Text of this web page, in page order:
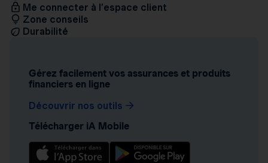
Me connecter à l’espace client
Zone conseils
Durabilité
Gérez facilement vos assurances et produits
financiers en ligne
Découvrir nos outils
Télécharger iA Mobile